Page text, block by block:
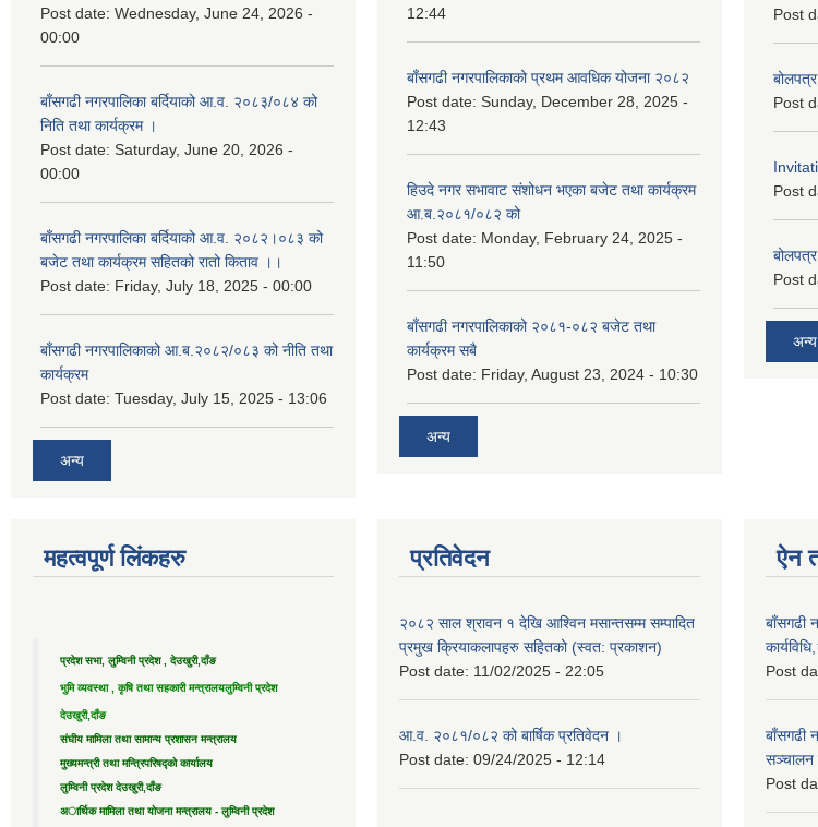
Post date: Wednesday, June 24, 2026 -
00:00
बाँसगढी नगरपालिका बर्दियाको आ.व. २०८३/०८४ को
निति तथा कार्यक्रम ।
Post date: Saturday, June 20, 2026 -
00:00
बाँसगढी नगरपालिका बर्दियाको आ.व. २०८२।०८३ को
बजेट तथा कार्यक्रम सहितको रातो किताव ।।
Post date: Friday, July 18, 2025 - 00:00
बाँसगढी नगरपालिकाको आ.ब.२०८२/०८३ को नीति तथा
कार्यक्रम
Post date: Tuesday, July 15, 2025 - 13:06
अन्य
12:44
बाँसगढी नगरपालिकाको प्रथम आवधिक योजना २०८२
Post date: Sunday, December 28, 2025 -
12:43
हिउदे नगर सभावाट संशोधन भएका बजेट तथा कार्यक्रम
आ.ब.२०८१/०८२ को
Post date: Monday, February 24, 2025 -
11:50
बाँसगढी नगरपालिकाको २०८१-०८२ बजेट तथा
कार्यक्रम सबै
Post date: Friday, August 23, 2024 - 10:30
अन्य
Post
Post
Post
Post
अन्य
महत्वपूर्ण लिंकहरु
प्रदेश सभा, लुम्विनी प्रदेश , देउखुरी,दाँङ
भुमि व्यवस्था , कृषि तथा सहकारी मन्त्रालयलुम्विनी प्रदेश
देउखुरी,दाँङ
संघीय मामिला तथा सामान्य प्रशासन मन्त्रालय
मुख्यमन्त्री तथा मन्त्रिपरिषद्को कार्यालय
लुम्विनी प्रदेश देउखुरी,दाँङ
अार्थिक मामिला तथा योजना मन्त्रालय - लुम्विनी प्रदेश
प्रतिवेदन
२०८२ साल श्रावन १ देखि आश्विन मसान्तसम्म सम्पादित
प्रमुख क्रियाकलापहरु सहितको (स्वत: प्रकाशन)
Post date: 11/02/2025 - 22:05
आ.व. २०८१/०८२ को बार्षिक प्रतिवेदन ।
Post date: 09/24/2025 - 12:14
ऐन
बाँसगढी
Post
बाँसगढी
सञ्चालन
Post